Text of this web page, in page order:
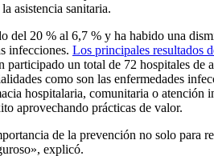
asistencia sanitaria.
20 % al 6,7 % y ha habido una
infecciones. Los principales resultados
participado un total de 72 hospitales de
como son las enfermedades
hospitalaria, comunitaria o
aprovechando prácticas de valor.
de la prevención no solo para
explicó.